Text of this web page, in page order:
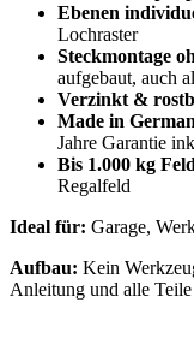
Ebenen
Lochraster
Steckmontage
aufgebaut, auch
Verzinkt &
Made in
Jahre Garantie
Bis 1.000 kg
Regalfeld
Ideal für: Garage,
Aufbau: Kein
Anleitung und alle